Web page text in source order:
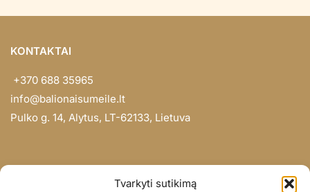
Tvarkyti sutikimą
KONTAKTAI
+370 688 35965
info@balionaisumeile.lt
Pulko g. 14, Alytus, LT-62133, Lietuva